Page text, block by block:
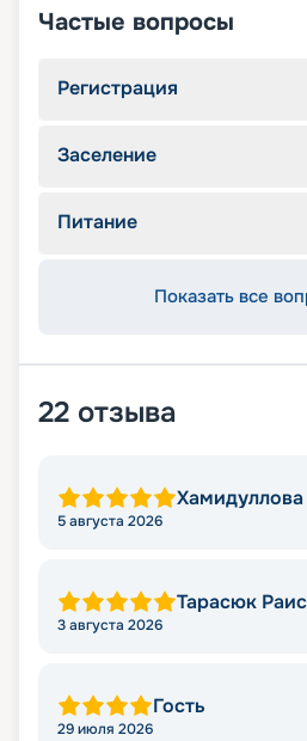
Частые вопросы
Регистрация
Заселение
Питание
Показать все
22 отзыва
Хамидуллова
5 августа 2026
Тарасюк
3 августа 2026
Гость
29 июля 2026